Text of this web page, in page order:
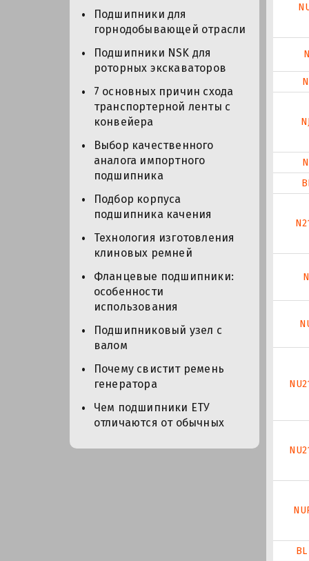
Подшипники для
горнодобывающей отрасли
Подшипники NSK для
роторных экскаваторов
7 основных причин схода
транспортерной ленты с
конвейера
Выбор качественного
аналога импортного
подшипника
Подбор корпуса
подшипника качения
Технология изготовления
клиновых ремней
Фланцевые подшипники:
особенности
использования
Подшипниковый узел с
валом
Почему свистит ремень
генератора
Чем подшипники ЕТУ
отличаются от обычных